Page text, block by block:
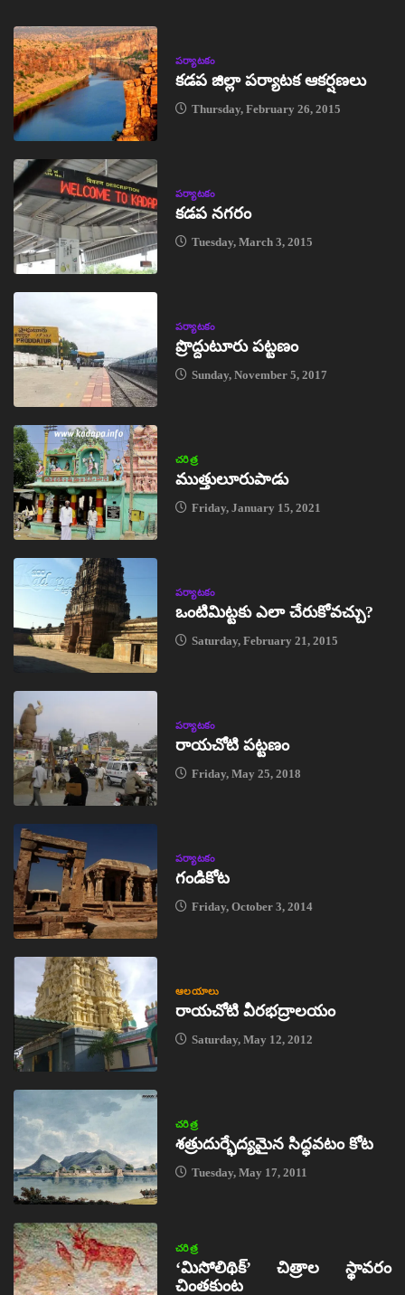
పర్యాటకం
కడప జిల్లా పర్యాటక ఆకర్షణలు
Thursday, February 26, 2015
పర్యాటకం
కడప నగరం
Tuesday, March 3, 2015
పర్యాటకం
ప్రొద్దుటూరు పట్టణం
Sunday, November 5, 2017
చరిత్ర
ముత్తులూరుపాడు
Friday, January 15, 2021
పర్యాటకం
ఒంటిమిట్టకు ఎలా చేరుకోవచ్చు?
Saturday, February 21, 2015
పర్యాటకం
రాయచోటి పట్టణం
Friday, May 25, 2018
పర్యాటకం
గండికోట
Friday, October 3, 2014
ఆలయాలు
రాయచోటి వీరభద్రాలయం
Saturday, May 12, 2012
చరిత్ర
శత్రుదుర్భేద్యమైన సిద్ధవటం కోట
Tuesday, May 17, 2011
చరిత్ర
‘మిసోలిథిక్‌’ చిత్రాల స్థావరం
చింతకుంట